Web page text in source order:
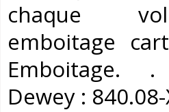
chaque
emboitage
Emboitage. .
Dewey :